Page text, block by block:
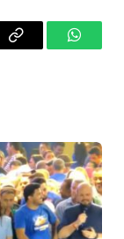
Copy